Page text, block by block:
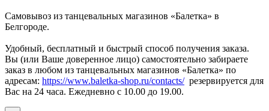
Самовывоз из танцевальных магазинов «Балетка» в
Белгороде.
Удобный, бесплатный и быстрый способ получения заказа.
Вы (или Ваше доверенное лицо) самостоятельно забираете
заказ в любом из танцевальных магазинов «Балетка» по
адресам: https://www.baletka-shop.ru/contacts/резервируется для
Вас на 24 часа. Ежедневно с 10.00 до 19.00.